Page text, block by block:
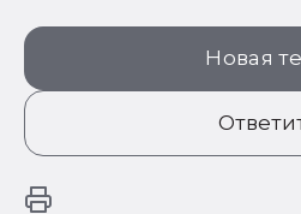
Новая